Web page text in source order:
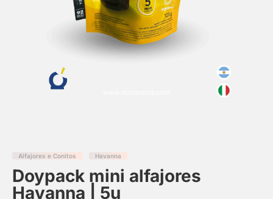
Alfajores e Conitos Havanna
Doypack mini alfajores
Havanna | 5u